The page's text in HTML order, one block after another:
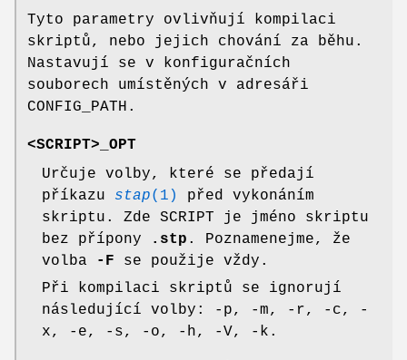
Tyto parametry ovlivňují kompilaci
skriptů, nebo jejich chování za běhu.
Nastavují se v konfiguračních
souborech umístěných v adresáři
CONFIG_PATH.
<SCRIPT>_OPT
Určuje volby, které se předají
příkazu stap(1)
před vykonáním
skriptu. Zde SCRIPT je jméno skriptu
bez přípony
.stp . Poznamenejme, že
volba
-F se použije vždy.
Při kompilaci skriptů se ignorují
následující volby: -p, -m, -r, -c, -
x, -e, -s, -o, -h, -V, -k.